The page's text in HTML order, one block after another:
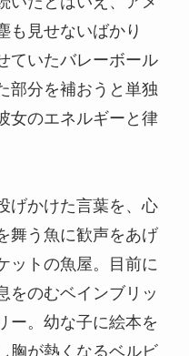
も見せないばかり
ていたバレーボール
部分を補おうと単独
女のエネルギーと律
げかけた言葉を、心
舞う魚に歓声をあげ
ットの魚屋。目前に
をのむベインブリッ
ー。幼な子に絵本を
胸が熱くなるベルビ